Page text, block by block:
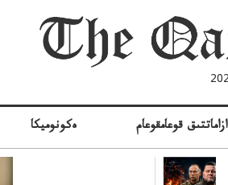
ەكونوميكا ازاماتتىق قوعامقوعام